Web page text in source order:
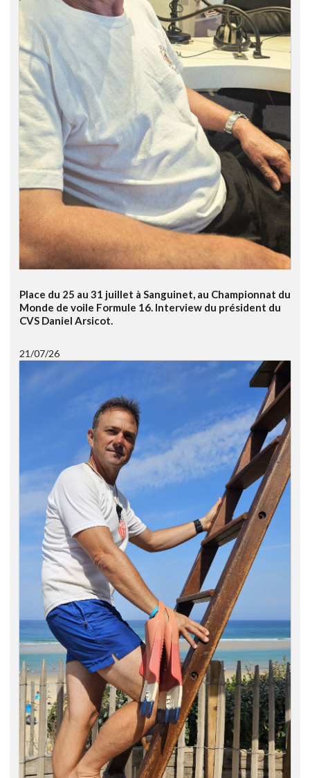
Place du 25 au 31 juillet à Sanguinet, au Championnat du
Monde de voile Formule 16. Interview du président du
CVS Daniel Arsicot.
21/07/26